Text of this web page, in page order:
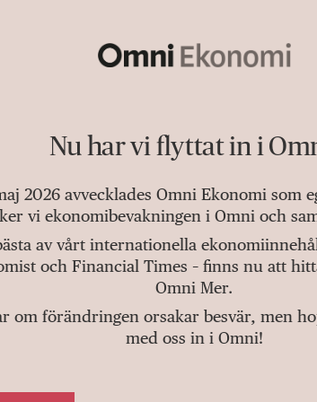
Nu har vi flyttat in i
2026 avvecklades Omni Ekonomi som
vi ekonomibevakningen i Omni och
av vårt internationella
och Financial Times – finns nu att
Omni Mer.
om förändringen orsakar besvär, men
med oss in i Omni!